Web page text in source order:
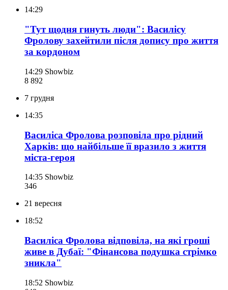
14:29
"Тут щодня гинуть люди": Василісу
Фролову захейтили після допису про життя
за кордоном
14:29 Showbiz
8 892
7 грудня
14:35
Василіса Фролова розповіла про рідний
Харків: що найбільше її вразило з життя
міста-героя
14:35 Showbiz
346
21 вересня
18:52
Василіса Фролова відповіла, на які гроші
живе в Дубаї: "Фінансова подушка стрімко
зникла"
18:52 Showbiz